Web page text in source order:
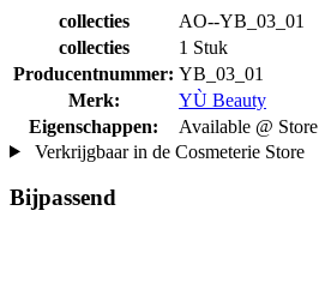
collecties
AO--YB_03_01
collecties
1 Stuk
Producentnummer: YB_03_01
Merk:
YÙ Beauty
Eigenschappen:
Available @ Store
Verkrijgbaar in de Cosmeterie Store
Bijpassend